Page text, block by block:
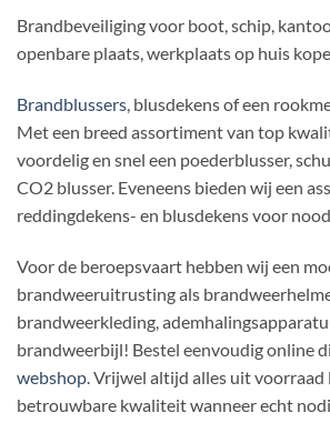
Brandbeveiliging voor boot, schip,
openbare plaats, werkplaats op huis
Brandblussers, blusdekens of een
Met een breed assortiment van top
voordelig en snel een poederblusser,
CO2 blusser. Eveneens bieden wij een
reddingdekens- en blusdekens voor
Voor de beroepsvaart hebben wij een
brandweeruitrusting als
brandweerkleding,
brandweerbijl! Bestel eenvoudig online
webshop. Vrijwel altijd alles uit voorraad
betrouwbare kwaliteit wanneer echt